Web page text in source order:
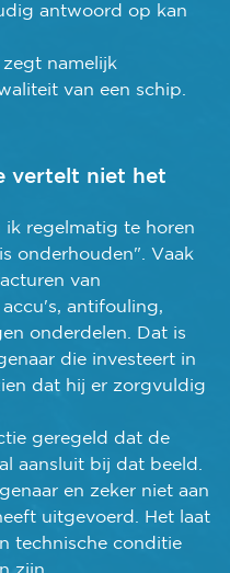
antwoord op kan
namelijk
van een schip.
vertelt niet het
regelmatig te horen
onderhouden". Vaak
van
antifouling,
onderdelen. Dat is
die investeert in
dat hij er zorgvuldig
geregeld dat de
aansluit bij dat beeld.
en zeker niet aan
uitgevoerd. Het laat
technische conditie
zijn.